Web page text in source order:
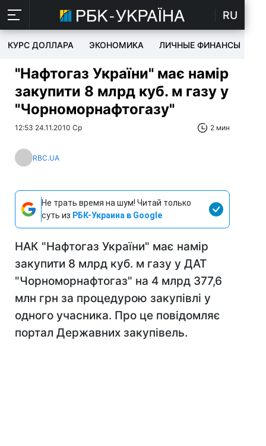
RU
КУРС ДОЛЛАРА ЭКОНОМИКА ЛИЧНЫЕ ФИНАНСЫ
"Нафтогаз України" має намір
закупити 8 млрд куб. м газу у
"Чорноморнафтогазу"
12:53 24.11.2010 Ср 2 мин
RBC.UA
Не трать время на шум! Читай только
суть из РБК-Украина в Google
НАК "Нафтогаз України" має намір
закупити 8 млрд куб. м газу у ДАТ
"Чорноморнафтогаз" на 4 млрд 377,6
млн грн за процедурою закупівлі у
одного учасника. Про це повідомляє
портал Державних закупівель.